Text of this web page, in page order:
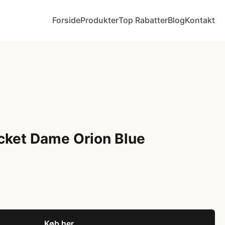
ForsideProdukterTop RabatterBlogKontakt
Dame Orion Blue